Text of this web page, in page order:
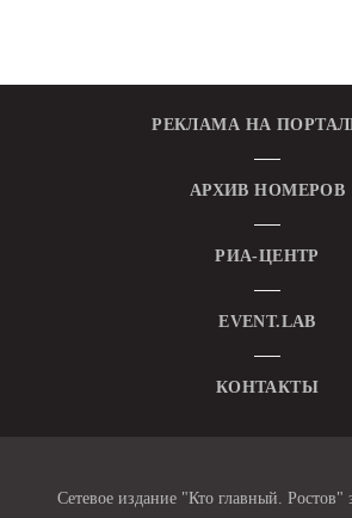
РЕКЛАМА НА
АРХИВ НОМЕРОВ
РИА-ЦЕНТР
EVENT.LAB
КОНТАКТЫ
Сетевое издание "Кто главный. Ростов"